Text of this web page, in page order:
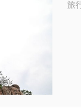
旅